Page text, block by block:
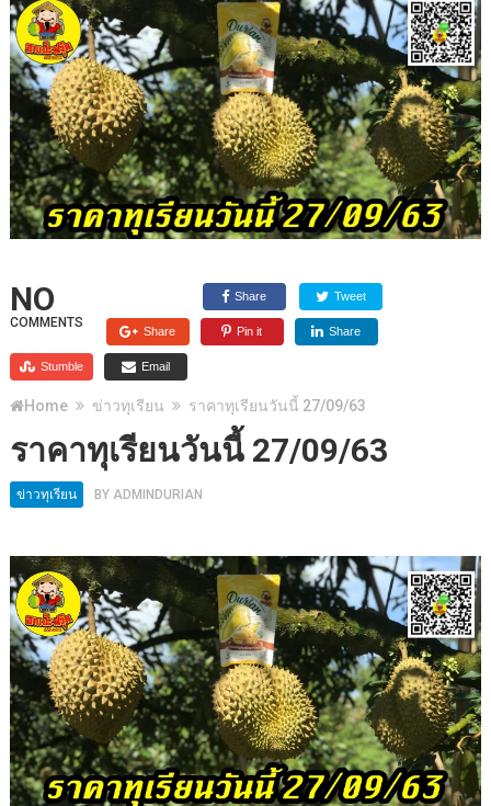
NO
COMMENTS
Share Tweet
Share Pin it Share
Stumble Email
Home ข่าวทุเรียน ราคาทุเรียนวันนี้ 27/09/63
ราคาทุเรียนวันนี้ 27/09/63
ข่าวทุเรียน BY ADMINDURIAN